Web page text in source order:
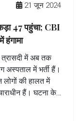
21 जून 2024
47 पहुंचा; CBI
हंगामा
त्रासदी में अब तक
अस्पताल में भर्ती हैं।
की हालत में
हैं। घटना के